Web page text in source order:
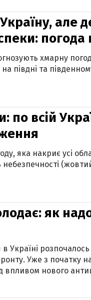
але
погода
хмарну
півдні та
по всій
яка накриє усі
небезпечності
як
розпочалось
Уже з початку
впливом нового